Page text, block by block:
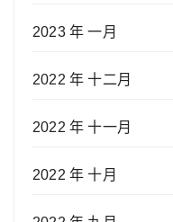
2023 年 一月
2022 年 十二月
2022 年 十一月
2022 年 十月